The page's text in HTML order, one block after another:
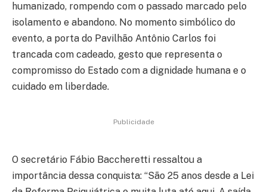
humanizado, rompendo com o passado marcado pelo
isolamento e abandono. No momento simbólico do
evento, a porta do Pavilhão Antônio Carlos foi
trancada com cadeado, gesto que representa o
compromisso do Estado com a dignidade humana e o
cuidado em liberdade.
Publicidade
O secretário Fábio Baccheretti ressaltou a
importância dessa conquista: “São 25 anos desde a Lei